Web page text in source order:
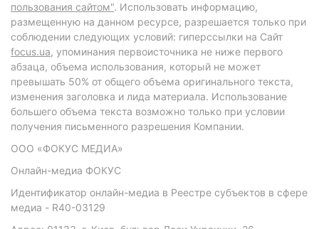
пользования сайтом". Использовать информацию,
размещенную на данном ресурсе, разрешается только при
соблюдении следующих условий: гиперссылки на Сайт
focus.ua, упоминания первоисточника не ниже первого
абзаца, объема использования, который не может
превышать 50% от общего объема оригинального текста,
изменения заголовка и лида материала. Использование
большего объема текста возможно только при условии
получения письменного разрешения Компании.
ООО «ФОКУС МЕДИА»
Онлайн-медиа ФОКУС
Идентификатор онлайн-медиа в Реестре субъектов в сфере
медиа - R40-03129